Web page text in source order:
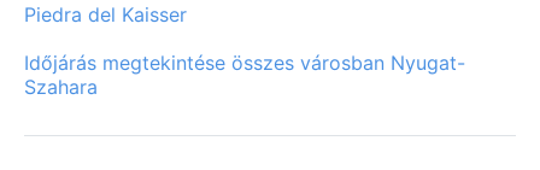
Piedra del Kaisser
Időjárás megtekintése összes városban Nyugat-
Szahara